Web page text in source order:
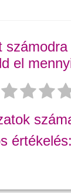
el
értékelés: